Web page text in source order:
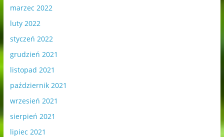
marzec 2022
luty 2022
styczeń 2022
grudzień 2021
listopad 2021
październik 2021
wrzesień 2021
sierpień 2021
lipiec 2021